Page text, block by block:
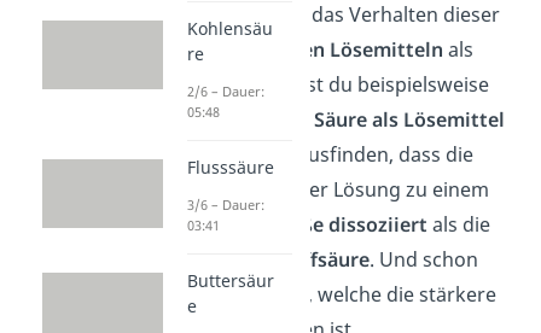
beobachtet man das Verhalten dieser
Säuren
anderen Lösemitteln als
Wasser. So kannst du beispielsweise
eineschwächere Säureals Lösemittel
nutzen und herausfinden, dass die
in dieser Lösung zu einem
geringerem
Maßedissoziiert als die
Bromwasserstoffsäure. Und schon
hast du bemerkt, welche die stärkere
Kohlensäu
re
2/6 – Dauer:
05:48
Flusssäure
3/6 – Dauer:
03:41
Buttersäur
e